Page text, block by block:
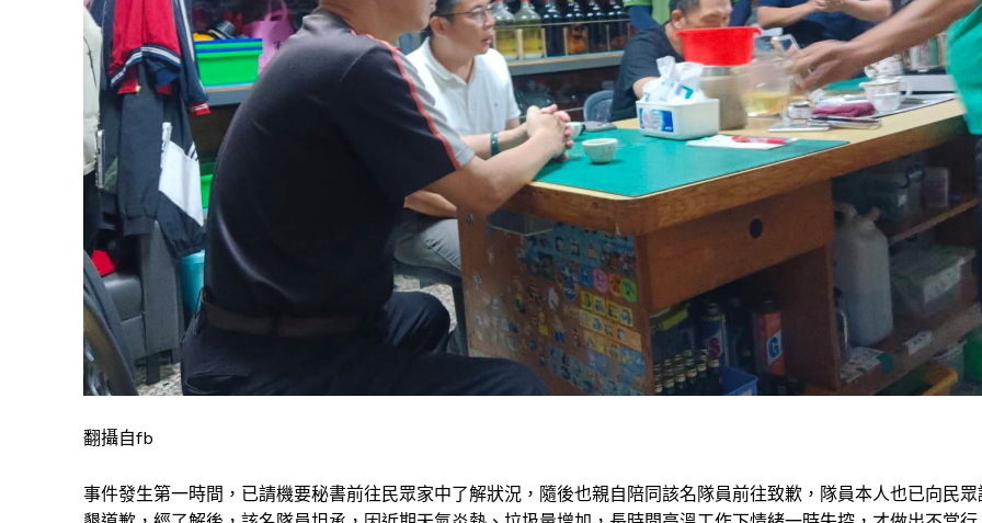
翻攝自fb
事件發生第一時間，已請機要秘書前往民眾家中了解狀況，隨後也親自陪同該名隊員前往致歉，隊員本人也已向民眾